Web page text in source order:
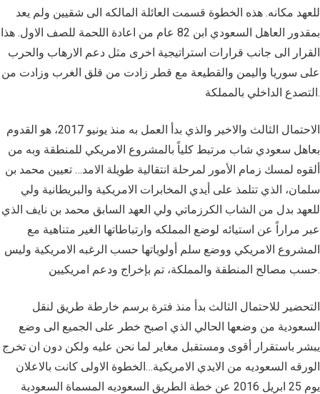
للعهد مكانه. هذه الخطوة قسمت العائلة المالكه الى شقيين ولم يعد
بمقدور العاهل السعودي ابن 82 عام من اعادة اللحمة للصف الاول. هذا
القرار الى جانب قرارات استراتيجية اخرى مثل دعم الارهاب والحرب
على سوريا واليمن والقطيعة مع قطر زادت من قلق الغرب وزادت من
التصدع الداخلي بالمملكة.
الاحتمال الثالث والاخير والذي بدأ العمل به منذ يونيو 2017، هو القدوم
بعاهل سعودي شاب مرتبط كلياً بالمشروع الامريكي للمنطقة وبه من
ألقوه لمسك زمام الأمور لمرحلة انتقالية طويلة الامد… تعيين محمد بن
سلمان، الذي تتلمذ على أيدي المخابرات الامريكية والبريطانية ولي
للعهد بدل من الشاب الكرزماتي ولي العهد السابق محمد بن نايف الذي
عبر مراراً عن استيائه لوضع المملكه وارتباطاتها الغير متناهية مع
المشروع الامريكي ووضع سلم أولوياتها حسب الرغبه الامريكية وليس
حسب مصالح المنطقة والمملكة، تم بإخراج ودعم امريكيين.
التحضير للاحتمال الثالث بدأ منذ فترة برسم خارطة طريق لنقل
السعودية من وضعها الحالي الذي اصبح خطر على الجميع الى وضع
يبشر باستقرار أقوى ومستقبل مغاير لما نحن عليه ولكن دون ان تخرج
الورقه السعوديه من الايدي الامريكية…الخطوة الاولى كانت بالاعلان
يوم 25 ابريل 2016 عن خطة الطريق السعوديه المسماة السعودية